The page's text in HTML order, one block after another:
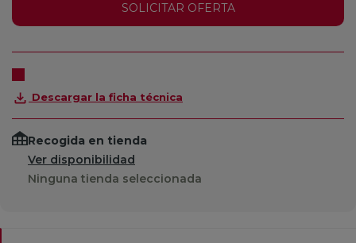
SOLICITAR OFERTA
Descargar la ficha técnica
Recogida en tienda
Ver disponibilidad
Ninguna tienda seleccionada